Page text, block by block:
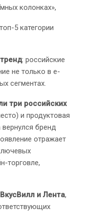
колонках»,
5 категории
: российские
не только в e-
сегментах.
три российских
и продуктовая
бренд
отражает
торговле,
и Лента,